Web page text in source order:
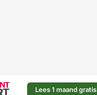
Lees 1 maand gratis